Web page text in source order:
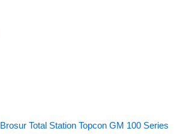
Brosur Total Station Topcon GM 100 Series